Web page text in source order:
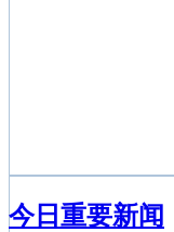
今日重要新闻